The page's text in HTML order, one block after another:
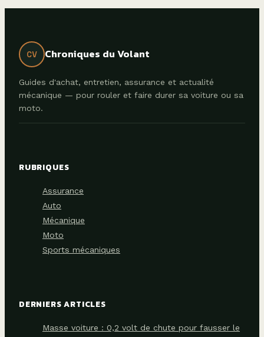
réflexes pour
CV Chroniques du Volant
Guides d'achat, entretien, assurance et actualité
mécanique — pour rouler et faire durer sa voiture ou sa
moto.
RUBRIQUES
Assurance
Auto
Mécanique
Moto
Sports mécaniques
DERNIERS ARTICLES
Masse voiture : 0,2 volt de chute pour fausser le